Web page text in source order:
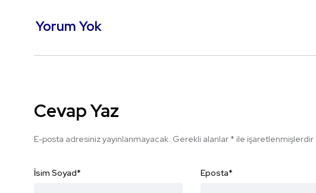
Yorum Yok
Cevap Yaz
E-posta adresiniz yayınlanmayacak. Gerekli alanlar * ile işaretlenmişlerdir
İsim Soyad* Eposta*